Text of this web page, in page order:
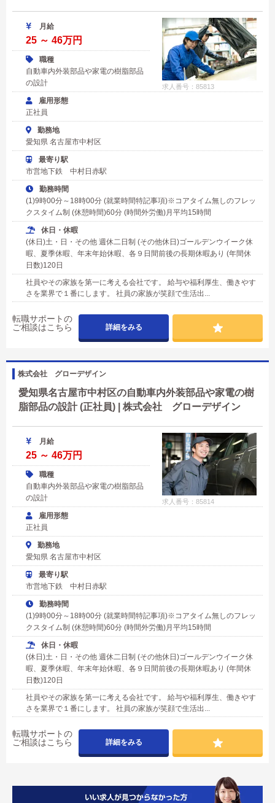
求人番号：85813
月給
25 ～ 46万円
職種
自動車内外装部品や家電の樹脂部品
の設計
雇用形態
正社員
勤務地
愛知県 名古屋市中村区
最寄り駅
市営地下鉄 中村日赤駅
勤務時間
(1)9時00分～18時00分 (就業時間特記事項)※コアタイム無しのフレッ
クスタイム制 (休憩時間)60分 (時間外労働)月平均15時間
休日・休暇
(休日)土・日・その他 週休二日制 (その他休日)ゴールデンウイーク休
暇、夏季休暇、年末年始休暇、各９日間前後の長期休暇あり (年間休
日数)120日
社員やその家族を第一に考える会社です。 給与や福利厚生、働きやす
さを業界で１番にします。 社員の家族が笑顔で生活出...
転職サポートの
ご相談はこちら
詳細をみる
株式会社 グローデザイン
愛知県名古屋市中村区の自動車内外装部品や家電の樹
脂部品の設計 (正社員) | 株式会社 グローデザイン
求人番号：85814
月給
25 ～ 46万円
職種
自動車内外装部品や家電の樹脂部品
の設計
雇用形態
正社員
勤務地
愛知県 名古屋市中村区
最寄り駅
市営地下鉄 中村日赤駅
勤務時間
(1)9時00分～18時00分 (就業時間特記事項)※コアタイム無しのフレッ
クスタイム制 (休憩時間)60分 (時間外労働)月平均15時間
休日・休暇
(休日)土・日・その他 週休二日制 (その他休日)ゴールデンウイーク休
暇、夏季休暇、年末年始休暇、各９日間前後の長期休暇あり (年間休
日数)120日
社員やその家族を第一に考える会社です。 給与や福利厚生、働きやす
さを業界で１番にします。 社員の家族が笑顔で生活出...
転職サポートの
ご相談はこちら
詳細をみる